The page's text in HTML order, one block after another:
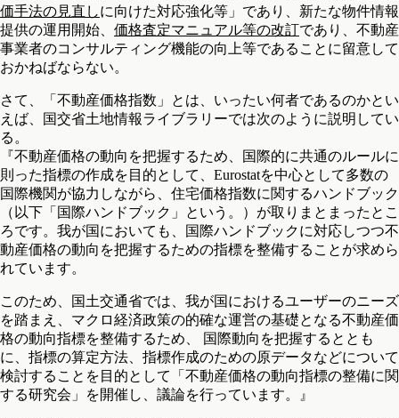
価手法の見直しに向けた対応強化等」であり、新たな物件情報
提供の運用開始、 価格査定マニュアル等の改訂であり、不動産
事業者のコンサルティング機能の向上等であることに留意して
おかねばならない。
さて、「不動産価格指数」とは、いったい何者であるのかとい
えば、国交省土地情報ライブラリーでは次のように説明してい
る。
『不動産価格の動向を把握するため、国際的に共通のルールに
則った指標の作成を目的として、Eurostatを中心として多数の
国際機関が協力しながら、住宅価格指数に関するハンドブック
（以下「国際ハンドブック」という。）が取りまとまったとこ
ろです。我が国においても、国際ハンドブックに対応しつつ不
動産価格の動向を把握するための指標を整備することが求めら
れています。
このため、国土交通省では、我が国におけるユーザーのニーズ
を踏まえ、マクロ経済政策の的確な運営の基礎となる不動産価
格の動向指標を整備するため、 国際動向を把握するととも
に、指標の算定方法、指標作成のための原データなどについて
検討することを目的として「不動産価格の動向指標の整備に関
する研究会」を開催し、議論を行っています。』